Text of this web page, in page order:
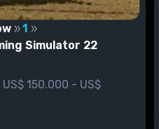
1
Simulator 22